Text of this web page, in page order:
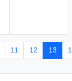
11 12 13